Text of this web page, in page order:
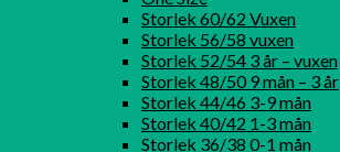
Storlek 60/62 Vuxen
Storlek 56/58 vuxen
Storlek 52/54 3 år – vuxen
Storlek 48/50 9 mån – 3 år
Storlek 44/46 3-9 mån
Storlek 40/42 1-3 mån
Storlek 36/38 0-1 mån